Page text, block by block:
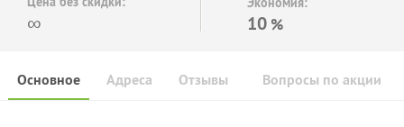
∞ 10 %
Основное Отзывы Вопросы по акции
Адреса